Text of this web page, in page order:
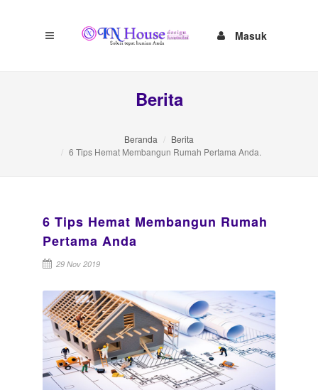
Masuk
Berita
Beranda
Berita
6 Tips Hemat Membangun Rumah Pertama Anda.
6 Tips Hemat Membangun Rumah
Pertama Anda
29 Nov 2019